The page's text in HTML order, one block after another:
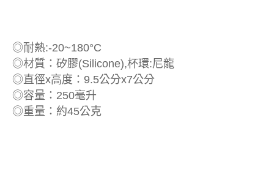
◎耐熱:-20~180°C
◎材質：矽膠(Silicone),杯環:尼龍
◎直徑x高度：9.5公分x7公分
◎容量：250毫升
◎重量：約45公克